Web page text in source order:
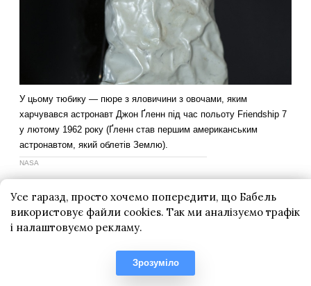
Усе гаразд, просто хочемо попередити, що Бабель
використовує файли cookies. Так ми аналізуємо трафік
і налаштовуємо рекламу.
Зрозуміло